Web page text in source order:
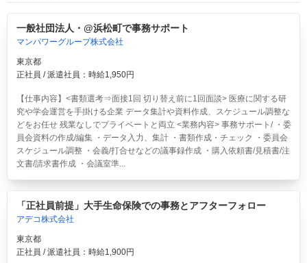
一般社団法人・@浜松町で事務サポート
マンパワーグループ株式会社
東京都
正社員 / 派遣社員：時給1,950円
【仕事内容】<書類選考⇒面接1回 切り替え前に1回面談> 医療に関する研
究や学会運営を手掛ける企業 データ集計や資料作成、スケジュール調整な
どをお任せ 残業なしでプライベートと両立 <業務内容> 事務サポート/ ・委
員会資料の作成/編集 ・データ入力、集計 ・書類作成・チェック ・委員会
スケジュール調整 ・会義/打合せなどの議事録作成 ・購入依頼書/見積書/注
文書/請求書作成 ・会議室準...
「正社員前提」大手生命保険での事務とアフターフォロー
アデコ株式会社
東京都
正社員 / 派遣社員：時給1,900円